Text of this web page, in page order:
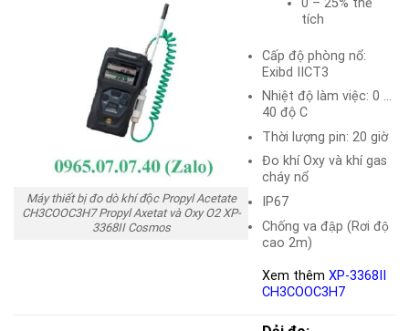
Máy thiết bị đo dò khí độc Propyl Acetate
CH3COOC3H7 Propyl Axetat và Oxy O2 XP-
3368II Cosmos
0 – 25% thể
tích
Cấp độ phòng nổ:
Exibd IICT3
Nhiệt độ làm việc: 0 …
40 độ C
Thời lượng pin: 20 giờ
Đo khí Oxy và khí gas
cháy nổ
IP67
Chống va đập (Rơi độ
cao 2m)
Xem thêmXP-3368II
CH3COOC3H7